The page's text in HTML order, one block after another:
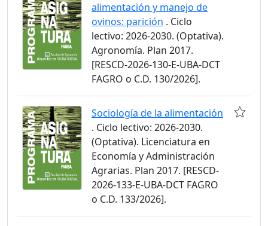
alimentación y manejo de
ovinos: parición . Ciclo
lectivo: 2026-2030. (Optativa).
Agronomía. Plan 2017.
[RESCD-2026-130-E-UBA-DCT
FAGRO o C.D. 130/2026].
Sociología de la alimentación
. Ciclo lectivo: 2026-2030.
(Optativa). Licenciatura en
Economía y Administración
Agrarias. Plan 2017. [RESCD-
2026-133-E-UBA-DCT FAGRO
o C.D. 133/2026].